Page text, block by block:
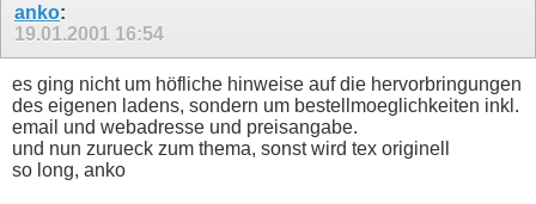
anko:
19.01.2001 16:54
es ging nicht um höfliche hinweise auf die hervorbringungen
des eigenen ladens, sondern um bestellmoeglichkeiten inkl.
email und webadresse und preisangabe.
und nun zurueck zum thema, sonst wird tex originell
so long, anko